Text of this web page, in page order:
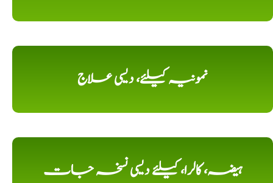
نمونیہ کیلئے، دیسی علاج
ہیضہ، کالرا، کیلئے دیسی نسخہ جات